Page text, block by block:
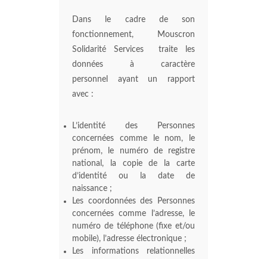
Dans le cadre de son
fonctionnement, Mouscron
Solidarité Services traite les
données à caractère
personnel ayant un rapport
avec :
L’identité des Personnes
concernées comme le nom, le
prénom, le numéro de registre
national, la copie de la carte
d’identité ou la date de
naissance ;
Les coordonnées des Personnes
concernées comme l’adresse, le
numéro de téléphone (fixe et/ou
mobile), l’adresse électronique ;
Les informations relationnelles